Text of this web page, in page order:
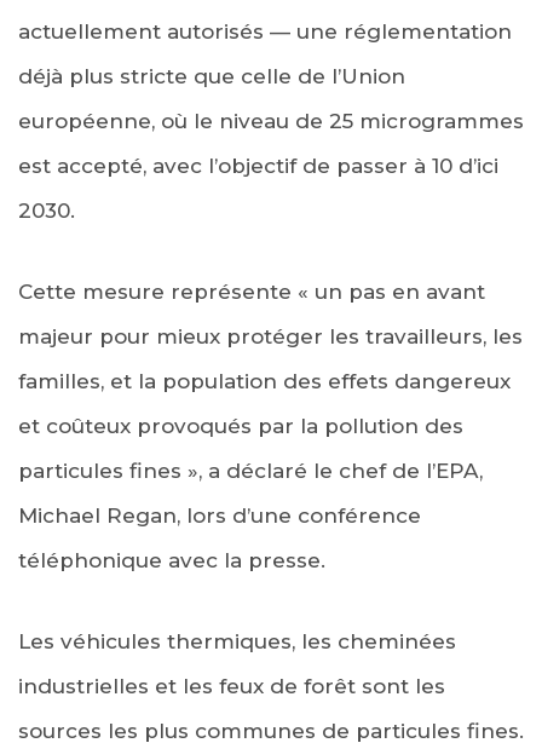
actuellement autorisés — une réglementation
déjà plus stricte que celle de l’Union
européenne, où le niveau de 25 microgrammes
est accepté, avec l’objectif de passer à 10 d’ici
2030.
Cette mesure représente « un pas en avant
majeur pour mieux protéger les travailleurs, les
familles, et la population des effets dangereux
et coûteux provoqués par la pollution des
particules fines », a déclaré le chef de l’EPA,
Michael Regan, lors d’une conférence
téléphonique avec la presse.
Les véhicules thermiques, les cheminées
industrielles et les feux de forêt sont les
sources les plus communes de particules fines.